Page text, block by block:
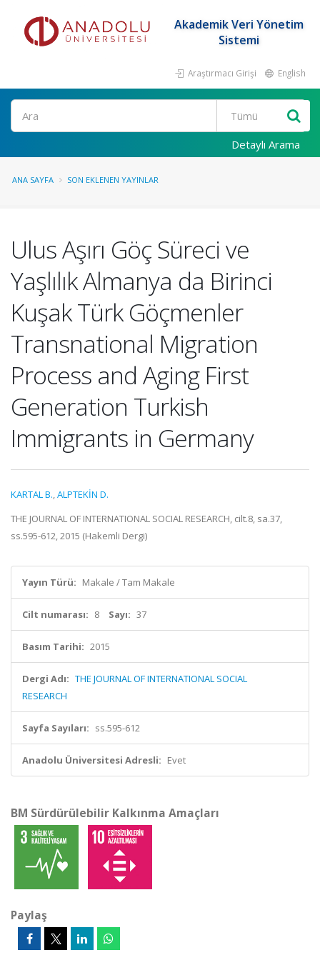
Akademik Veri Yönetim
Sistemi
Araştırmacı Girişi English
Ara
Detaylı Arama
ANA SAYFA SON EKLENEN YAYINLAR
Ulus Aşırı Göç Süreci ve
Yaşlılık Almanya da Birinci
Kuşak Türk Göçmenler
Transnational Migration
Process and Aging First
Generation Turkish
Immigrants in Germany
KARTAL B.,ALPTEKİN D.
THE JOURNAL OF INTERNATIONAL SOCIAL RESEARCH, cilt.8, sa.37,
ss.595-612, 2015 (Hakemli Dergi)
Yayın Türü: Makale / Tam Makale
Cilt numarası: 8 Sayı: 37
Basım Tarihi: 2015
Dergi Adı: THE JOURNAL OF INTERNATIONAL SOCIAL
RESEARCH
Sayfa Sayıları: ss.595-612
Anadolu Üniversitesi Adresli: Evet
BM Sürdürülebilir Kalkınma Amaçları
Paylaş